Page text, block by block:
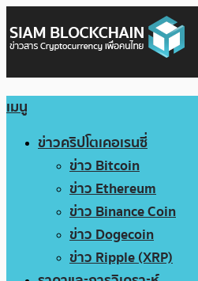
เมนู
ข่าวคริปโตเคอเรนซี่
ข่าว Bitcoin
ข่าว Ethereum
ข่าว Binance Coin
ข่าว Dogecoin
ข่าว Ripple (XRP)